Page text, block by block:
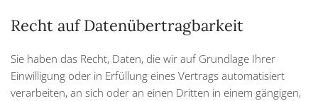
Recht auf Daten­übertrag­barkeit
Sie haben das Recht, Daten, die wir auf Grundlage Ihrer
Einwilligung oder in Erfüllung eines Vertrags automatisiert
verarbeiten, an sich oder an einen Dritten in einem gängigen,